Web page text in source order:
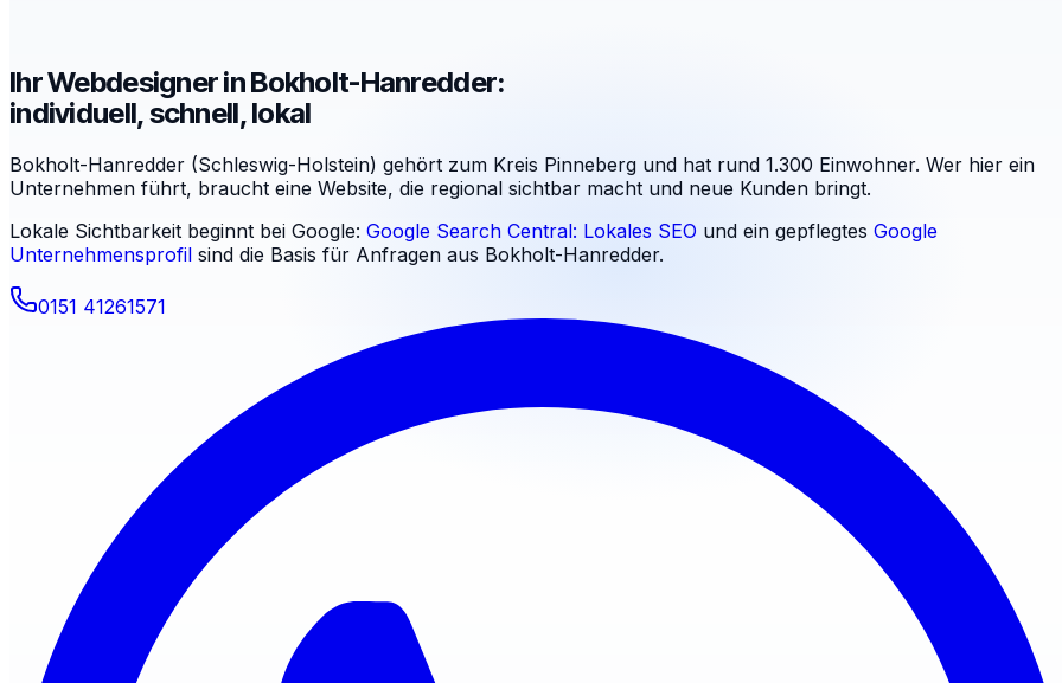
Ihr Webdesigner in Bokholt-Hanredder:
individuell, schnell, lokal
Bokholt-Hanredder (Schleswig-Holstein) gehört zum Kreis Pinneberg und hat rund 1.300 Einwohner. Wer hier ein
Unternehmen führt, braucht eine Website, die regional sichtbar macht und neue Kunden bringt.
Lokale Sichtbarkeit beginnt bei Google: Google Search Central: Lokales SEO und ein gepflegtes Google
Unternehmensprofil sind die Basis für Anfragen aus Bokholt-Hanredder.
0151 41261571